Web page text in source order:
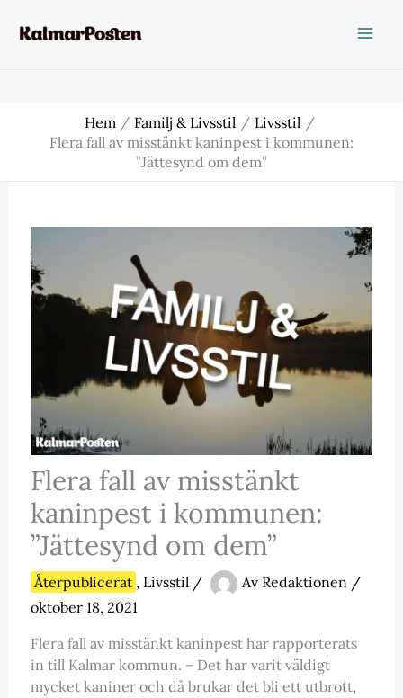
Hem Familj & Livsstil
Livsstil
Flera fall av misstänkt kaninpest i kommunen:
”Jättesynd om dem”
Flera fall av misstänkt
kaninpest i kommunen:
”Jättesynd om dem”
Återpublicerat , Livsstil/ Av Redaktionen /
oktober 18, 2021
Flera fall av misstänkt kaninpest har rapporterats
in till Kalmar kommun. – Det har varit väldigt
mycket kaniner och då brukar det bli ett utbrott,